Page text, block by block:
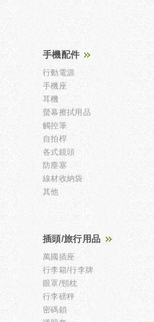
手機配件
行動電源
手機座
耳機
螢幕擦拭用品
觸控筆
自拍桿
各式鏡頭
防塵塞
線材收納袋
其他
插頭/旅行用品
萬國插座
行李箱/行李牌
眼罩/頸枕
行李磅秤
密碼鎖